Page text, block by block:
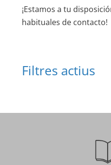
¡Estamos a tu
habituales de contacto!
Filtres actius